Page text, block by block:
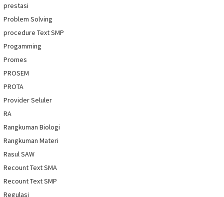
prestasi
Problem Solving
procedure Text SMP
Progamming
Promes
PROSEM
PROTA
Provider Seluler
RA
Rangkuman Biologi
Rangkuman Materi
Rasul SAW
Recount Text SMA
Recount Text SMP
Regulasi